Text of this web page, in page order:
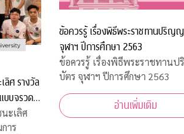
ลิศ รางวัล
บบจรวด
ะเลิศ
าร
ข้อควรรู้ เรื่องพิธีพระราชทานปริญ
จุฬาฯ ปีการศึกษา 2563
ข้อควรรู้ เรื่องพิธีพระราชทาน
บัตร จุฬาฯ ปีการศึกษา 2563
อ่านเพิ่มเติม